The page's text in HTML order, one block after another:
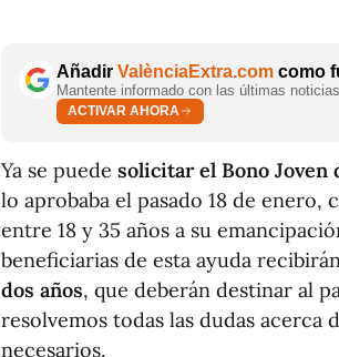
Añadir ValènciaExtra.com como
Mantente informado con las últimas
ACTIVAR AHORA
Ya se puede solicitar el Bono Joven
lo aprobaba el pasado 18 de enero,
entre 18 y 35 años a su
beneficiarias de esta ayuda
dos años, que deberán destinar al
resolvemos todas las dudas
necesarios.